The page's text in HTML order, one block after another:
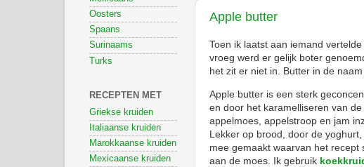
Apple butter
Toen ik laatst aan iemand
vroeg werd er gelijk boter
het zit er niet in. Butter in de
Apple butter is een sterk
en door het karamelliseren van
appelmoes, appelstroop en jam
Lekker op brood, door de
mee gemaakt waarvan het
aan de moes. Ik gebruik
Oosters
Spaans
Surinaams
Turks
RECEPTEN MET
Griekse kruiden
Italiaanse kruiden
Marokkaanse kruiden
Mexicaanse kruiden